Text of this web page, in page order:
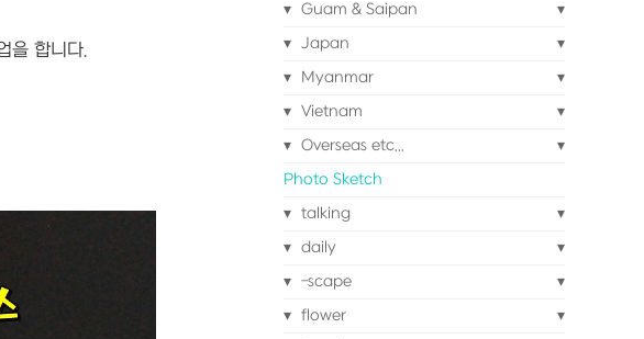
을 합니다.
Guam & Saipan
Japan
Myanmar
Vietnam
Overseas etc...
Photo Sketch
talking
daily
-scape
flower